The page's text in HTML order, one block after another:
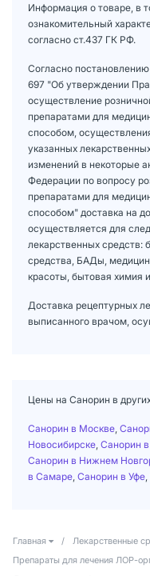
Информация о товаре, в
ознакомительный
согласно ст.437 ГК РФ.
Согласно
697 "Об утверждении
осуществление
препаратами для
способом,
указанных
изменений в некоторые
Федерации по вопросу
препаратами для
способом" доставка на
осуществляется для
лекарственных средств:
средства, БАДы,
красоты, бытовая химия
Доставка рецептурных
выписанного врачом,
Цены на Санорин в
Санорин в Москве
Новосибирске Санорин в
Санорин в Нижнем
в Самаре Санорин в Уфе
Главная / Лекарственные
Препараты для лечения ЛОР-